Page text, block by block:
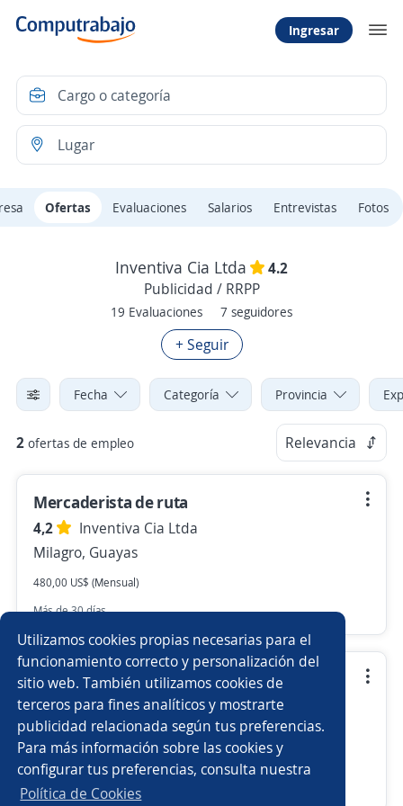
Utilizamos cookies propias necesarias para el
funcionamiento correcto y personalización del
sitio web. También utilizamos cookies de
terceros para fines analíticos y mostrarte
publicidad relacionada según tus preferencias.
Para más información sobre las cookies y
configurar tus preferencias, consulta nuestra
Política de Cookies
Ingresar
Ofertas Evaluaciones Salarios Entrevistas Fotos
Inventiva Cia Ltda
4.2
Publicidad / RRPP
19 Evaluaciones 7 seguidores
+ Seguir
Fecha Categoría Provincia
2 ofertas de empleo Relevancia
Mercaderista de ruta
4,2
Inventiva Cia Ltda
Milagro, Guayas
480,00 US$ (Mensual)
Más de 30 días
Supervisor operaciones
4,2
Inventiva Cia Ltda
Portoviejo, Manabí
Más de 30 días